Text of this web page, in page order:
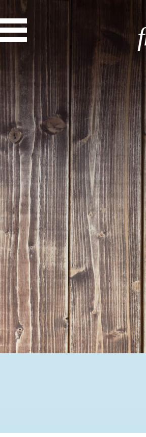
Start
Entdecke dein
News
Veranstaltungen
Rückblicke
Newsletter
Die LandesEhrenamtsagentur
Publikationen
Ansprechpartner
Ehrenamt hat viele
Finde dein
Ehrenamtssuchmaschine
Freiwilliges Soziales
Koordinierungszentren für
Engagierte Stadt
Freiwilligendienste
Freiwilligentage
Hessen hilft Ukraine
Zeig uns dein
Wettbewerb |
Wettbewerb | 80 Jahre
8 Vereine x 80 Jahre x